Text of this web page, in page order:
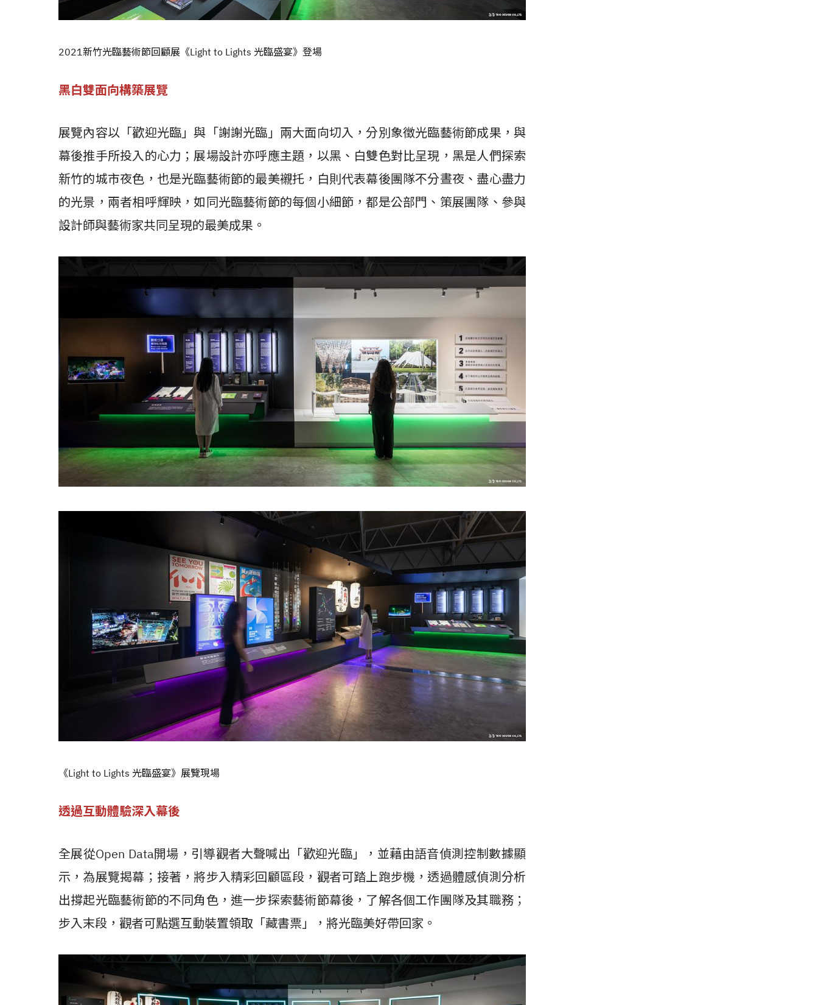
2021新竹光臨藝術節回顧展《Light to Lights 光臨盛宴》登場
黑白雙面向構築展覽
展覽內容以「歡迎光臨」與「謝謝光臨」兩大面向切入，分別象徵光臨藝術節成果，與
幕後推手所投入的心力；展場設計亦呼應主題，以黑、白雙色對比呈現，黑是人們探索
新竹的城市夜色，也是光臨藝術節的最美襯托，白則代表幕後團隊不分晝夜、盡心盡力
的光景，兩者相呼輝映，如同光臨藝術節的每個小細節，都是公部門、策展團隊、參與
設計師與藝術家共同呈現的最美成果。
《Light to Lights 光臨盛宴》展覽現場
透過互動體驗深入幕後
全展從Open Data開場，引導觀者大聲喊出「歡迎光臨」，並藉由語音偵測控制數據顯
示，為展覽揭幕；接著，將步入精彩回顧區段，觀者可踏上跑步機，透過體感偵測分析
出撐起光臨藝術節的不同角色，進一步探索藝術節幕後，了解各個工作團隊及其職務；
步入末段，觀者可點選互動裝置領取「藏書票」，將光臨美好帶回家。